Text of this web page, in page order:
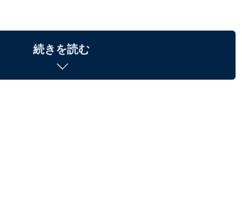
年に大河ドラマ『おんな城主 直虎』や
ろてんか』で主人公の子ども時代を
続きを読む